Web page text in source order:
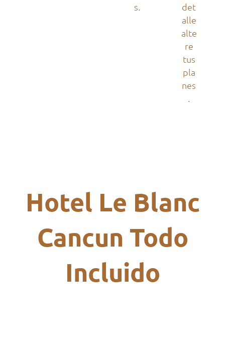
s.
det
alle
alte
re
tus
pla
nes
.
Hotel Le Blanc
Cancun Todo
Incluido